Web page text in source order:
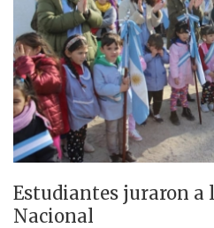
Estudiantes juraron a
Nacional